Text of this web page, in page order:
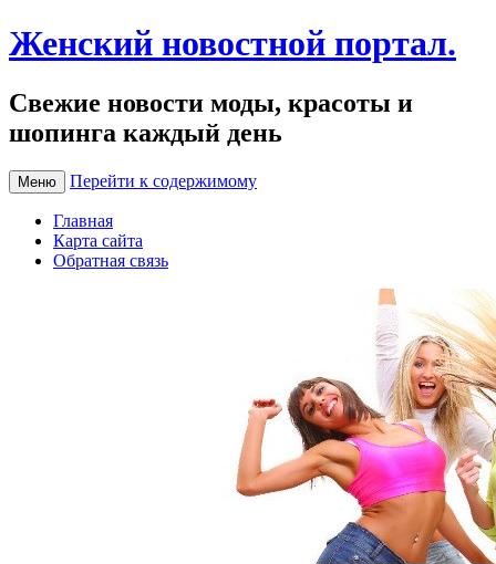
Женский новостной портал.
Свежие новости моды, красоты и
шопинга каждый день
Меню Перейти к содержимому
Главная
Карта сайта
Обратная связь